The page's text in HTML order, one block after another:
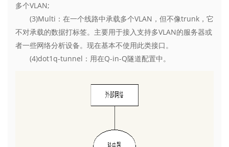
多个VLAN;
(3)Multi：在一个线路中承载多个VLAN，但不像trunk，它
不对承载的数据打标签。主要用于接入支持多VLAN的服务器或
者一些网络分析设备。现在基本不使用此类接口。
(4)dot1q-tunnel：用在Q-in-Q隧道配置中。